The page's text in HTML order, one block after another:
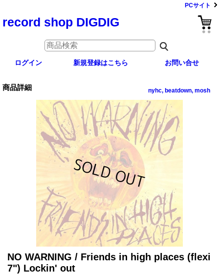
PCサイト
record shop DIGDIG
ログイン 新規登録はこちら お問い合せ
商品詳細 nyhc, beatdown, mosh
NO WARNING / Friends in high places (flexi
7") Lockin' out